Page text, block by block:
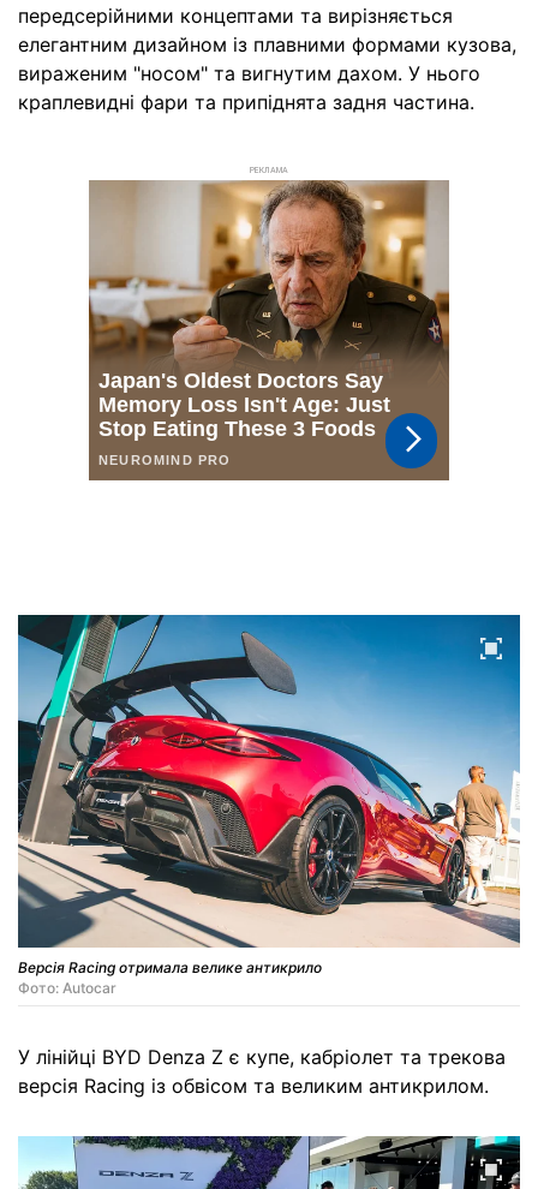
передсерійними концептами та вирізняється
елегантним дизайном із плавними формами кузова,
вираженим "носом" та вигнутим дахом. У нього
краплевидні фари та припіднята задня частина.
РЕКЛАМА
Версія Racing отримала велике антикрило
Фото: Autocar
У лінійці BYD Denza Z є купе, кабріолет та трекова
версія Racing із обвісом та великим антикрилом.